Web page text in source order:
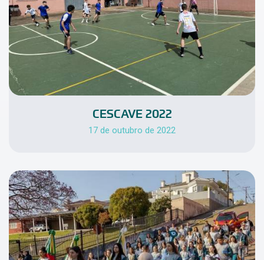
CESCAVE 2022
17 de outubro de 2022